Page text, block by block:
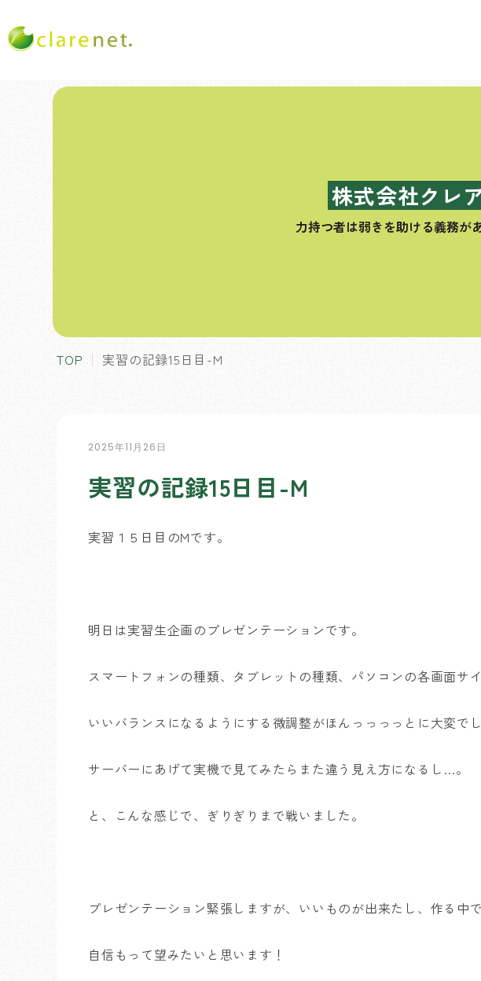
株式会社クレ
力持つ者は弱きを助ける義務があ
TOP 実習の記録15日目-M
2025年11月26日
実習の記録15日目-M
実習１５日目のMです。
明日は実習生企画のプレゼンテーションです。
スマートフォンの種類、タブレットの種類、パソコンの各画面サ
いいバランスになるようにする微調整がほんっっっっとに大変でし
サーバーにあげて実機で見てみたらまた違う見え方になるし…。
と、こんな感じで、ぎりぎりまで戦いました。
プレゼンテーション緊張しますが、いいものが出来たし、作る中
自信もって望みたいと思います！